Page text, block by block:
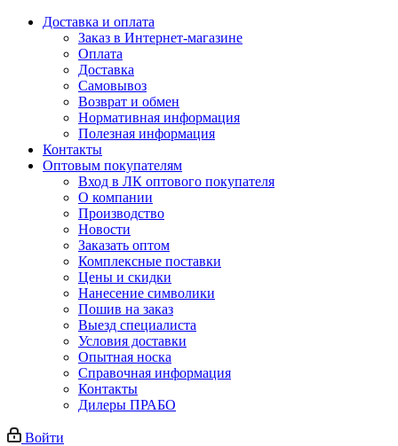
Доставка и оплата
Заказ в Интернет-магазине
Оплата
Доставка
Самовывоз
Возврат и обмен
Нормативная информация
Полезная информация
Контакты
Оптовым покупателям
Вход в ЛК оптового покупателя
О компании
Производство
Новости
Заказать оптом
Комплексные поставки
Цены и скидки
Нанесение символики
Пошив на заказ
Выезд специалиста
Условия доставки
Опытная носка
Справочная информация
Контакты
Дилеры ПРАБО
Войти